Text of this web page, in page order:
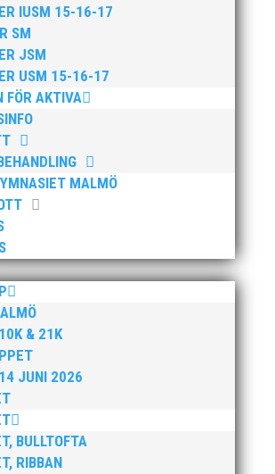
IUSM 15-16-17
SM
JSM
USM 15-16-17
FÖR AKTIVA
MALMÖ
& 21K
JUNI 2026
BULLTOFTA
RIBBAN
avslutats följde
andra utmärkelser. Se separat
tidigare
första och sista träningstillfälle för
här!